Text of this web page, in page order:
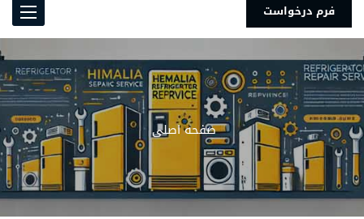
Toggle فرم درخواست
صفحه اصلی